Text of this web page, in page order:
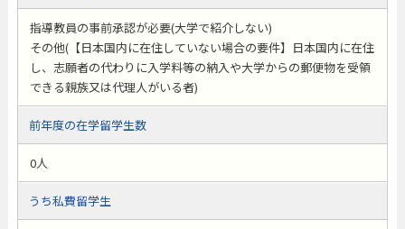
指導教員の事前承認が必要(大学で紹介しない)
その他(【日本国内に在住していない場合の要件】日本国内に在住
し、志願者の代わりに入学料等の納入や大学からの郵便物を受領
できる親族又は代理人がいる者)
前年度の在学留学生数
0人
うち私費留学生